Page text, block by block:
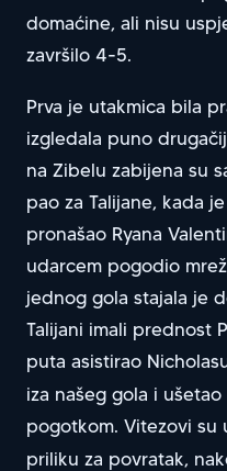
domaćine, ali nisu
završilo 4-5.
Prva je utakmica bila
izgledala puno
na Zibelu zabijena su
pao za Talijane, kada
pronašao Ryana
udarcem pogodio
jednog gola stajala je
Talijani imali prednost
puta asistirao
iza našeg gola i
pogotkom. Vitezovi
priliku za povratak,